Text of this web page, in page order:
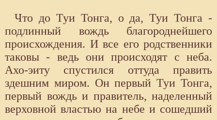
Что до Туи Тонга, о да, Туи Тонга -
подлинный вождь благороднейшего
происхождения. И все его родственники
таковы - ведь они происходят с неба.
Ахо-эиту спустился оттуда править
здешним миром. Он первый Туи Тонга,
первый вождь и правитель, наделенный
верховной властью на небе и сошедший